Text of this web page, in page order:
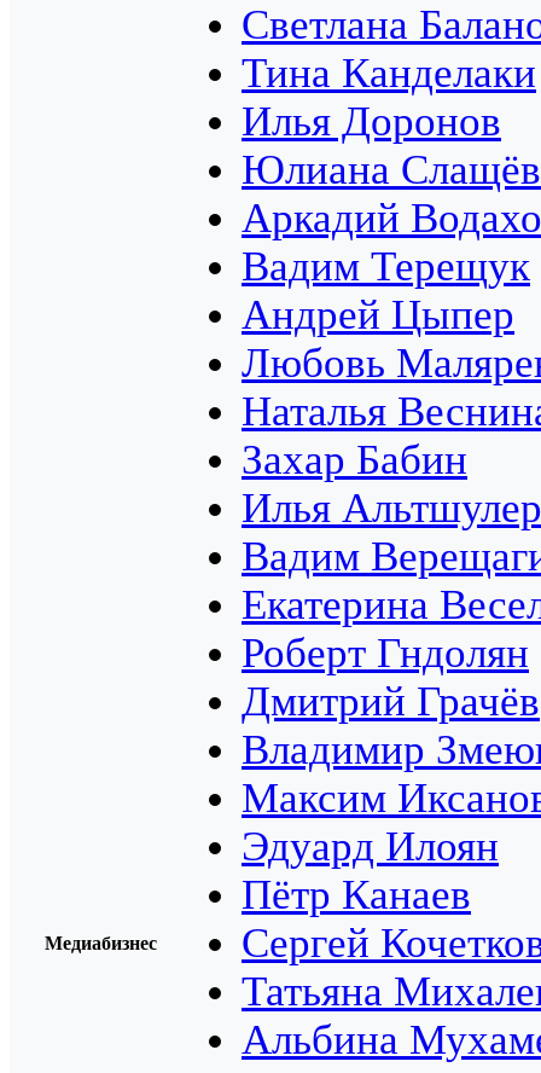
Медиабизнес
Светлана
Тина Канделаки
Илья Доронов
Юлиана
Аркадий
Вадим Терещук
Андрей Цыпер
Любовь
Наталья
Захар Бабин
Илья Альтшулер
Вадим
Екатерина
Роберт Гндолян
Дмитрий Грачёв
Владимир
Максим
Эдуард Илоян
Пётр Канаев
Сергей
Татьяна
Альбина